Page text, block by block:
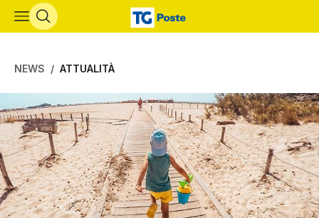
Vai al contenuto principale
NEWS ATTUALITÀ